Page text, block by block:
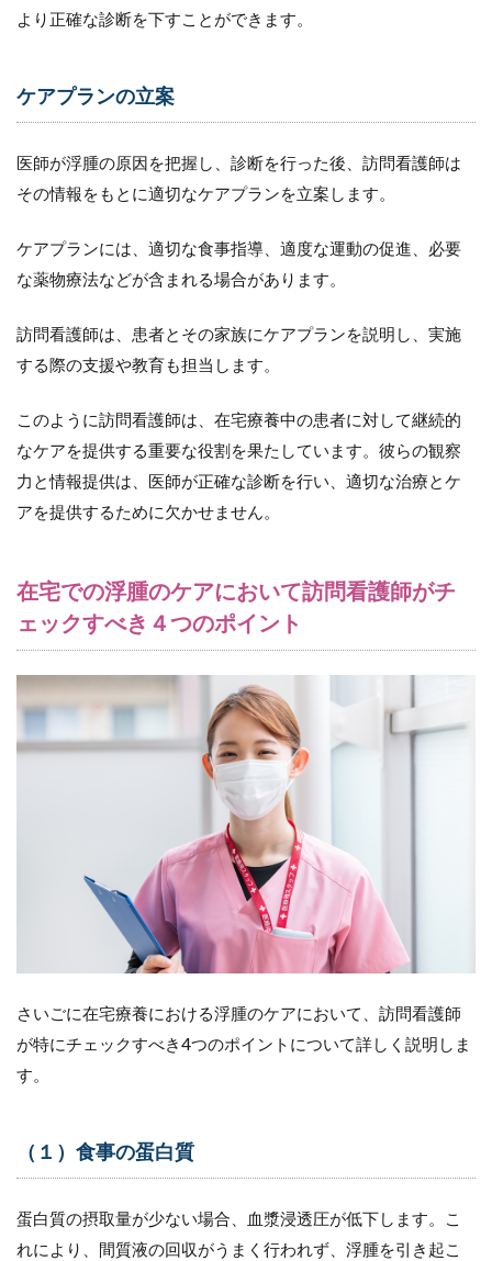
より正確な診断を下すことができます。
ケアプランの立案
医師が浮腫の原因を把握し、診断を行った後、訪問看護師は
その情報をもとに適切なケアプランを立案します。
ケアプランには、適切な食事指導、適度な運動の促進、必要
な薬物療法などが含まれる場合があります。
訪問看護師は、患者とその家族にケアプランを説明し、実施
する際の支援や教育も担当します。
このように訪問看護師は、在宅療養中の患者に対して継続的
なケアを提供する重要な役割を果たしています。彼らの観察
力と情報提供は、医師が正確な診断を行い、適切な治療とケ
アを提供するために欠かせません。
在宅での浮腫のケアにおいて訪問看護師がチ
ェックすべき４つのポイント
さいごに在宅療養における浮腫のケアにおいて、訪問看護師
が特にチェックすべき4つのポイントについて詳しく説明しま
す。
（１）食事の蛋白質
蛋白質の摂取量が少ない場合、血漿浸透圧が低下します。こ
れにより、間質液の回収がうまく行われず、浮腫を引き起こ